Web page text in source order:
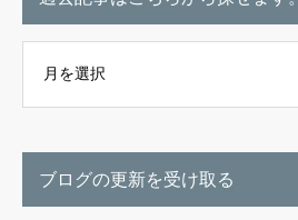
ブログの更新を受け取る